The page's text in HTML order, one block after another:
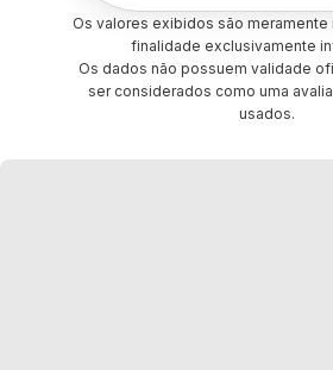
Os valores exibidos são
finalidade exclusivamente
Os dados não possuem validade
ser considerados como uma
usados.